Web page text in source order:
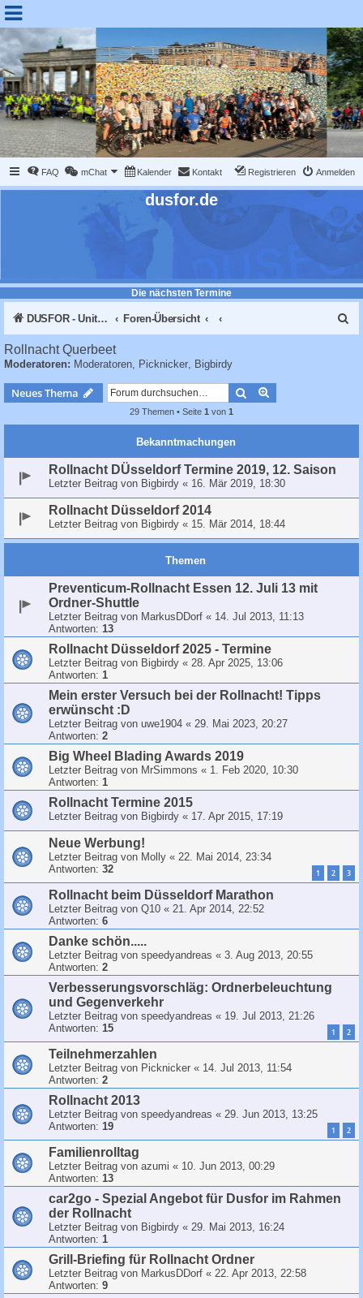
FAQ mChat Kalender Kontakt Anmelden
Registrieren
dusfor.de
Die nächsten Termine
DUSFOR - United Sk8 Nations :: Inline skaten in Düsseldorf Foren-Übersicht
Rollnacht Querbeet
Moderatoren: Moderatoren, Picknicker, Bigbirdy
Neues Thema Suche
29 Themen • Seite 1 von 1
Bekanntmachungen
Rollnacht DÜsseldorf Termine 2019, 12. Saison
Letzter Beitrag von Bigbirdy « 16. Mär 2019, 18:30
Rollnacht Düsseldorf 2014
Letzter Beitrag von Bigbirdy « 15. Mär 2014, 18:44
Themen
Preventicum-Rollnacht Essen 12. Juli 13 mit
Ordner-Shuttle
Letzter Beitrag von MarkusDDorf « 14. Jul 2013, 11:13
Antworten: 13
Rollnacht Düsseldorf 2025 - Termine
Letzter Beitrag von Bigbirdy « 28. Apr 2025, 13:06
Antworten: 1
Mein erster Versuch bei der Rollnacht! Tipps
erwünscht :D
Letzter Beitrag von uwe1904 « 29. Mai 2023, 20:27
Antworten: 2
Big Wheel Blading Awards 2019
Letzter Beitrag von MrSimmons « 1. Feb 2020, 10:30
Antworten: 1
Rollnacht Termine 2015
Letzter Beitrag von Bigbirdy « 17. Apr 2015, 17:19
Neue Werbung!
Letzter Beitrag von Molly « 22. Mai 2014, 23:34
Antworten: 32 1 2 3
Rollnacht beim Düsseldorf Marathon
Letzter Beitrag von Q10 « 21. Apr 2014, 22:52
Antworten: 6
Danke schön.....
Letzter Beitrag von speedyandreas « 3. Aug 2013, 20:55
Antworten: 2
Verbesserungsvorschläg: Ordnerbeleuchtung
und Gegenverkehr
Letzter Beitrag von speedyandreas « 19. Jul 2013, 21:26
Antworten: 15 1 2
Teilnehmerzahlen
Letzter Beitrag von Picknicker « 14. Jul 2013, 11:54
Antworten: 2
Rollnacht 2013
Letzter Beitrag von speedyandreas « 29. Jun 2013, 13:25
Antworten: 19 1 2
Familienrolltag
Letzter Beitrag von azumi « 10. Jun 2013, 00:29
Antworten: 13
car2go - Spezial Angebot für Dusfor im Rahmen
der Rollnacht
Letzter Beitrag von Bigbirdy « 29. Mai 2013, 16:24
Antworten: 1
Grill-Briefing für Rollnacht Ordner
Letzter Beitrag von MarkusDDorf « 22. Apr 2013, 22:58
Antworten: 9